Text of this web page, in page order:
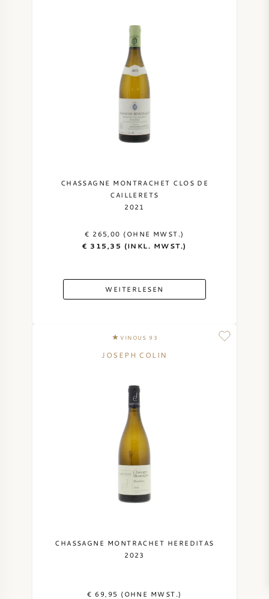
CHASSAGNE MONTRACHET CLOS DE
CAILLERETS
2021
€ 265,00 (OHNE MWST.)
€ 315,35 (INKL. MWST.)
WEITERLESEN
VINOUS 93
JOSEPH COLIN
CHASSAGNE MONTRACHET HEREDITAS
2023
€ 69,95 (OHNE MWST.)